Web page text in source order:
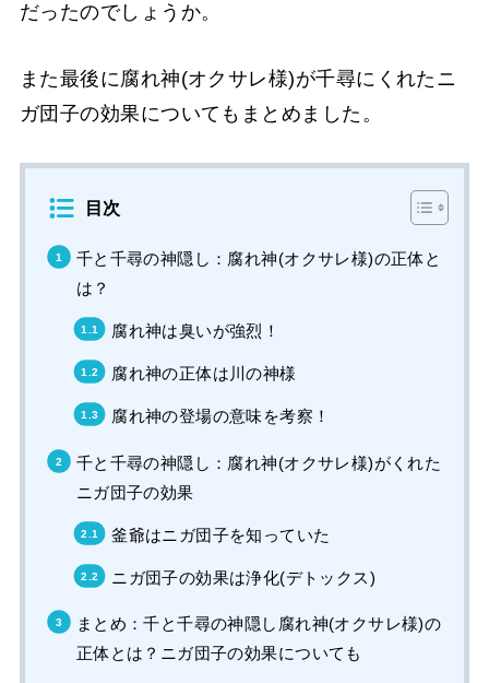
だったのでしょうか。
また最後に腐れ神(オクサレ様)が千尋にくれたニ
ガ団子の効果についてもまとめました。
目次
千と千尋の神隠し：腐れ神(オクサレ様)の正体と
は？
腐れ神は臭いが強烈！
腐れ神の正体は川の神様
腐れ神の登場の意味を考察！
千と千尋の神隠し：腐れ神(オクサレ様)がくれた
ニガ団子の効果
釜爺はニガ団子を知っていた
ニガ団子の効果は浄化(デトックス)
まとめ：千と千尋の神隠し腐れ神(オクサレ様)の
正体とは？ニガ団子の効果についても